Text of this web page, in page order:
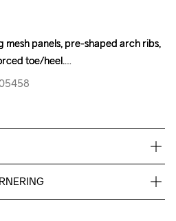
mesh panels, pre-shaped arch ribs,
toe/heel.
mesh panels, pre-shaped arch ribs,
toe/heel.